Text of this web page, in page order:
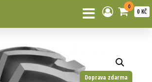
0
0 KČ
Doprava zdarma